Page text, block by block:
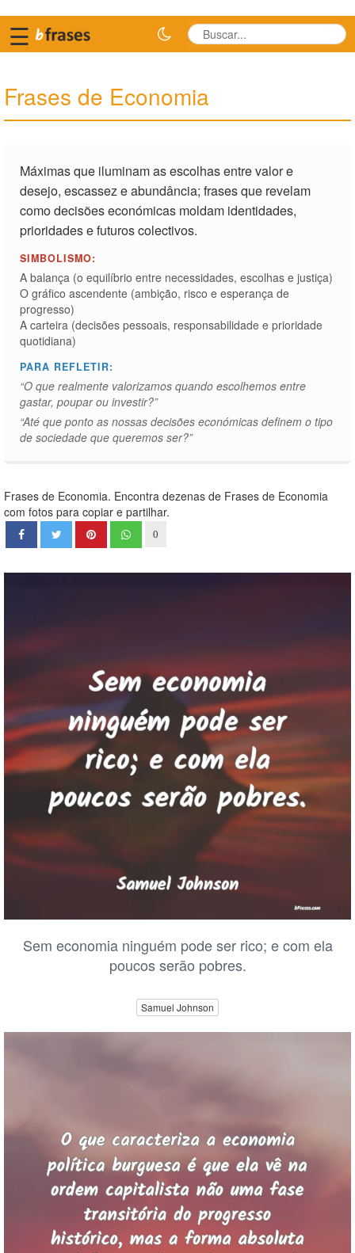
☰
Frases de Economia
Máximas que iluminam as escolhas entre valor e
desejo, escassez e abundância; frases que revelam
como decisões económicas moldam identidades,
prioridades e futuros colectivos.
SIMBOLISMO:
A balança (o equilíbrio entre necessidades, escolhas e justiça)
O gráfico ascendente (ambição, risco e esperança de
progresso)
A carteira (decisões pessoais, responsabilidade e prioridade
quotidiana)
PARA REFLETIR:
“O que realmente valorizamos quando escolhemos entre
gastar, poupar ou investir?”
“Até que ponto as nossas decisões económicas definem o tipo
de sociedade que queremos ser?”
Frases de Economia. Encontra dezenas de Frases de Economia
com fotos para copiar e partilhar.
0
Sem economia ninguém pode ser rico; e com ela
poucos serão pobres.
Samuel Johnson